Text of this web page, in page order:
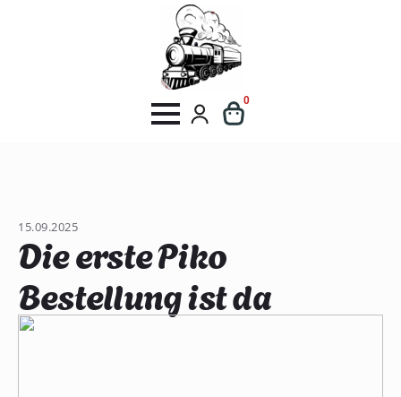
0
15.09.2025
Die erste Piko
Bestellung ist da